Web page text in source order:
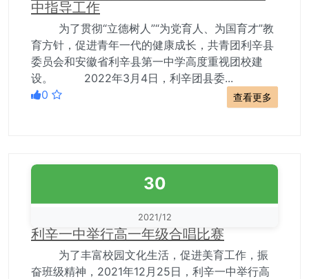
中指导工作
为了贯彻“立德树人”“为党育人、为国育才”教
育方针，促进青年一代的健康成长，共青团利辛县
委员会和安徽省利辛县第一中学高度重视团校建
设。 2022年3月4日，利辛团县委...
0
查看更多
30
2021/12
利辛一中举行高一年级合唱比赛
为了丰富校园文化生活，促进美育工作，振
奋班级精神，2021年12月25日，利辛一中举行高